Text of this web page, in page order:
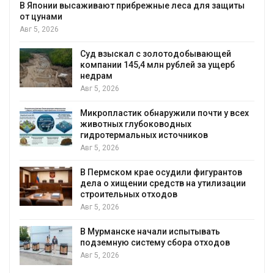
В Японии высаживают прибрежные леса для защиты
от цунами
Авг 5, 2026
Суд взыскал с золотодобывающей
компании 145,4 млн рублей за ущерб
недрам
Авг 5, 2026
Микропластик обнаружили почти у всех
животных глубоководных
гидротермальных источников
Авг 5, 2026
В Пермском крае осудили фигурантов
дела о хищении средств на утилизации
строительных отходов
Авг 5, 2026
В Мурманске начали испытывать
подземную систему сбора отходов
Авг 5, 2026